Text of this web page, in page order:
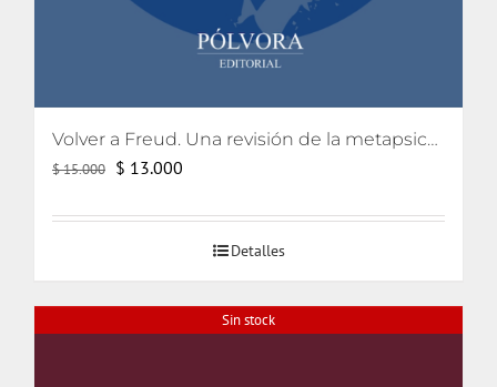
Volver a Freud. Una revisión de la metapsicología freudiana
$15.000 El
original
$ 13.000
actual
Detalles
Sin stock